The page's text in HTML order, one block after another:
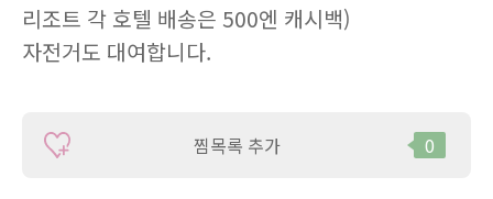
리조트 각 호텔 배송은 500엔 캐시백)
자전거도 대여합니다.
찜목록 추가 0